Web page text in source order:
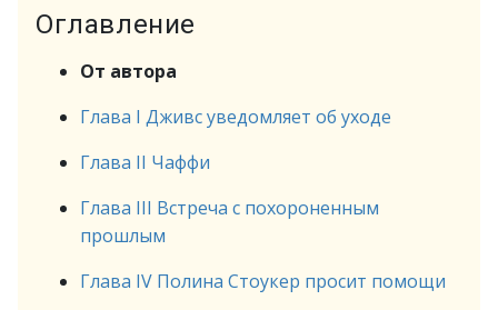
Оглавление
От автора
Глава I Дживс уведомляет об уходе
Глава II Чаффи
Глава III Встреча с похороненным
прошлым
Глава IV Полина Стоукер просит помощи